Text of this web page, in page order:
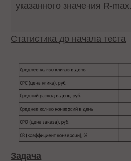
указанного значения R-max.
Статистика до начала теста
Задача